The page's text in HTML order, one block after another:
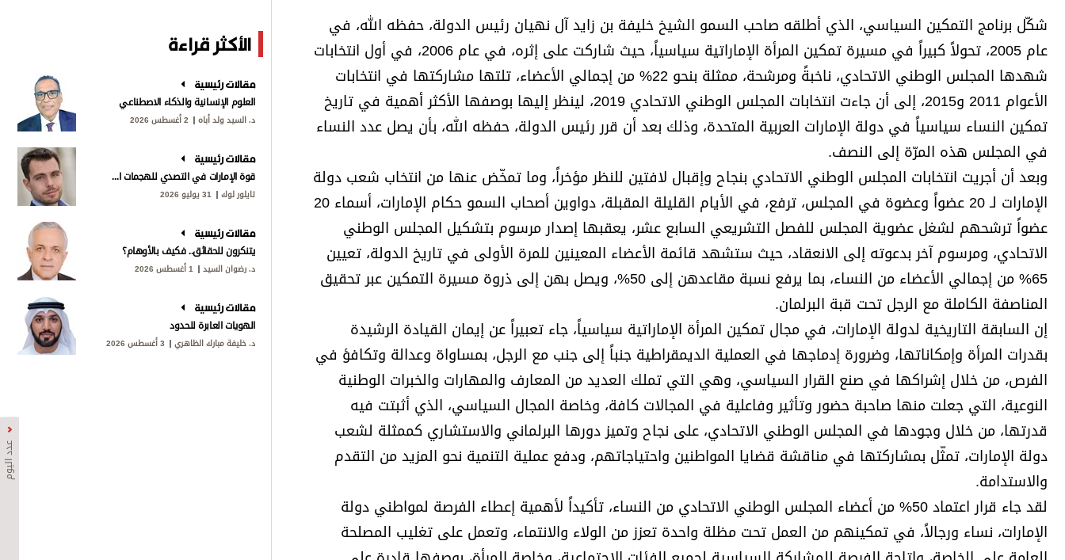
مواقيت الصلاة
الأحوال الجوية
عدد اليوم
شكّل برنامج التمكين السياسي، الذي أطلقه صاحب السمو الشيخ خليفة بن زايد آل نهيان رئيس الدولة، حفظه الله، في
عام 2005، تحولاً كبيراً في مسيرة تمكين المرأة الإماراتية سياسياً، حيث شاركت على إثره، في عام 2006، في أول انتخابات
شهدها المجلس الوطني الاتحادي، ناخبةً ومرشحة، ممثلة بنحو 22% من إجمالي الأعضاء، تلتها مشاركتها في انتخابات
الأعوام 2011 و2015، إلى أن جاءت انتخابات المجلس الوطني الاتحادي 2019، لينظر إليها بوصفها الأكثر أهمية في تاريخ
تمكين النساء سياسياً في دولة الإمارات العربية المتحدة، وذلك بعد أن قرر رئيس الدولة، حفظه الله، بأن يصل عدد النساء
في المجلس هذه المرّة إلى النصف.
وبعد أن أجريت انتخابات المجلس الوطني الاتحادي بنجاح وإقبال لافتين للنظر مؤخراً، وما تمخّض عنها من انتخاب شعب دولة
الإمارات لـ 20 عضواً وعضوة في المجلس، ترفع، في الأيام القليلة المقبلة، دواوين أصحاب السمو حكام الإمارات، أسماء 20
عضواً ترشحهم لشغل عضوية المجلس للفصل التشريعي السابع عشر، يعقبها إصدار مرسوم بتشكيل المجلس الوطني
الاتحادي، ومرسوم آخر بدعوته إلى الانعقاد، حيث ستشهد قائمة الأعضاء المعينين للمرة الأولى في تاريخ الدولة، تعيين
65% من إجمالي الأعضاء من النساء، بما يرفع نسبة مقاعدهن إلى 50%، ويصل بهن إلى ذروة مسيرة التمكين عبر تحقيق
المناصفة الكاملة مع الرجل تحت قبة البرلمان.
إن السابقة التاريخية لدولة الإمارات، في مجال تمكين المرأة الإماراتية سياسياً، جاء تعبيراً عن إيمان القيادة الرشيدة
بقدرات المرأة وإمكاناتها، وضرورة إدماجها في العملية الديمقراطية جنباً إلى جنب مع الرجل، بمساواة وعدالة وتكافؤ في
الفرص، من خلال إشراكها في صنع القرار السياسي، وهي التي تملك العديد من المعارف والمهارات والخبرات الوطنية
النوعية، التي جعلت منها صاحبة حضور وتأثير وفاعلية في المجالات كافة، وخاصة المجال السياسي، الذي أثبتت فيه
قدرتها، من خلال وجودها في المجلس الوطني الاتحادي، على نجاح وتميز دورها البرلماني والاستشاري كممثلة لشعب
دولة الإمارات، تمثّل بمشاركتها في مناقشة قضايا المواطنين واحتياجاتهم، ودفع عملية التنمية نحو المزيد من التقدم
والاستدامة.
لقد جاء قرار اعتماد 50% من أعضاء المجلس الوطني الاتحادي من النساء، تأكيداً لأهمية إعطاء الفرصة لمواطني دولة
الإمارات، نساء ورجالاً، في تمكينهم من العمل تحت مظلة واحدة تعزز من الولاء والانتماء، وتعمل على تغليب المصلحة
الأكثر قراءة
مقالات رئيسية
العلوم الإنسانية والذكاء الاصطناعي
د. السيد ولد أباه 2 أغسطس 2026
مقالات رئيسية
قوة الإمارات في التصدي للهجمات الإيرانية
تايلور لوك 31 يوليو 2026
مقالات رئيسية
يتنكرون للحقائق.. فكيف بالأوهام؟
د. رضوان السيد 1 أغسطس 2026
مقالات رئيسية
الهويات العابرة للحدود
د. خليفة مبارك الظاهري 3 أغسطس 2026